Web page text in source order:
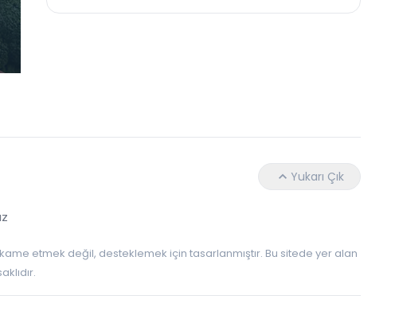
Yukarı Çık
etmek değil, desteklemek için tasarlanmıştır. Bu sitede yer alan